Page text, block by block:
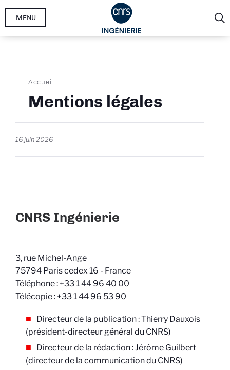
Aller
MENU
Fil
d'Ariane
Accueil
Mentions légales
16 juin 2026
CNRS Ingénierie
3, rue Michel-Ange
75794 Paris cedex 16 - France
Téléphone : +33 1 44 96 40 00
Télécopie : +33 1 44 96 53 90
Directeur de la publication : Thierry Dauxois
(président-directeur général du CNRS)
Directeur de la rédaction : Jérôme Guilbert
(directeur de la communication du CNRS)